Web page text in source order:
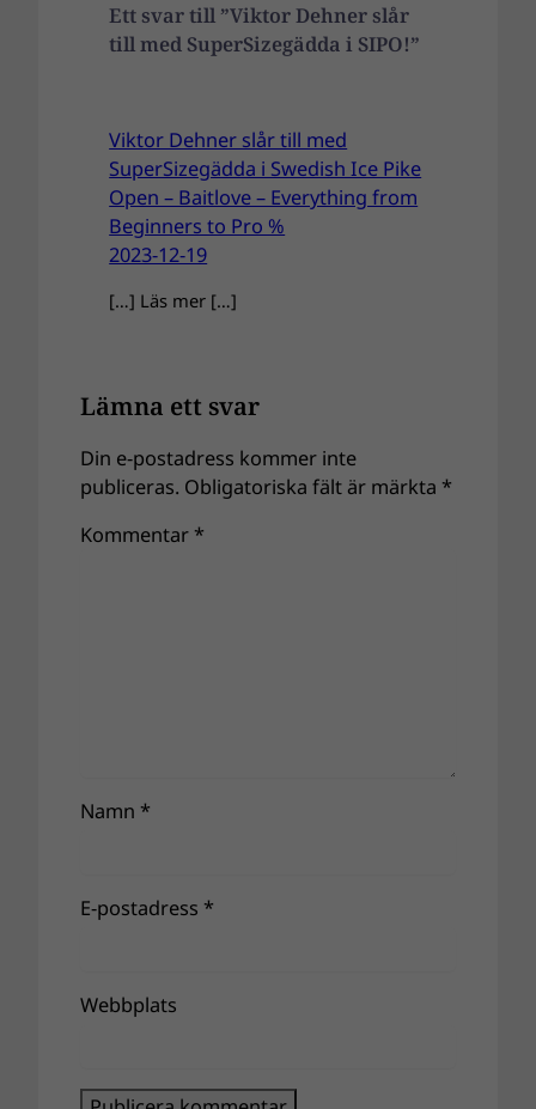
Ett svar till ”Viktor Dehner slår
till med SuperSizegädda i SIPO!”
Viktor Dehner slår till med
SuperSizegädda i Swedish Ice Pike
Open – Baitlove – Everything from
Beginners to Pro %
2023-12-19
[…] Läs mer […]
Lämna ett svar
Din e-postadress kommer inte
publiceras. Obligatoriska fält är märkta *
Kommentar *
Namn *
E-postadress *
Webbplats